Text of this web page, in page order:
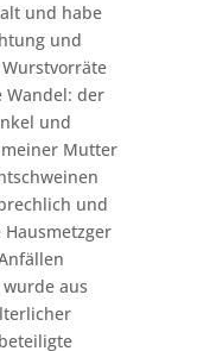
und habe
und
Wandel: der
und
Mutter
und
aus